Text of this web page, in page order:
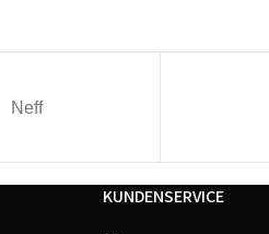
Neff
KUNDENSERVICE